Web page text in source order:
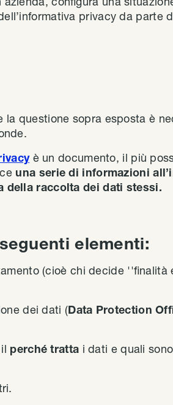
privacy da parte
questione sopra esposta è
è un documento, il più
una serie di informazioni
della raccolta dei dati stessi.
elementi:
(cioè chi decide ''finalità
dei dati (Data Protection
perché tratta i dati e quali